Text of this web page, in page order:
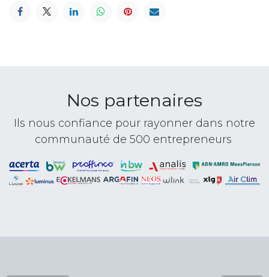
Nos partenaires
Ils nous confiance pour rayonner dans notre
communauté de 500 entrepreneurs